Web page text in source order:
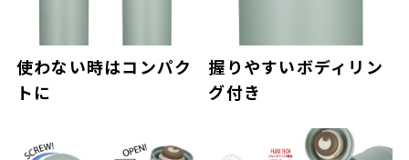
使わない時はコンパク
トに
握りやすいボディリン
グ付き